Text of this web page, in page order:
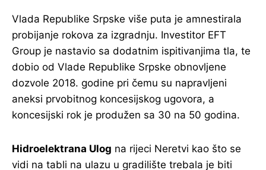
Vlada Republike Srpske više puta je amnestirala
probijanje rokova za izgradnju. Investitor EFT
Group je nastavio sa dodatnim ispitivanjima tla, te
dobio od Vlade Republike Srpske obnovljene
dozvole 2018. godine pri čemu su napravljeni
aneksi prvobitnog koncesijskog ugovora, a
koncesijski rok je produžen sa 30 na 50 godina.
Hidroelektrana Ulog na rijeci Neretvi kao što se
vidi na tabli na ulazu u gradilište trebala je biti